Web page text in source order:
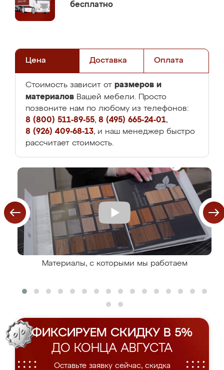
бесплатно
Цена Доставка Оплата
Стоимость зависит от размеров и
материалов Вашей мебели. Просто
позвоните нам по любому из телефонов:
8 (800) 511-89-55, 8 (495) 665-24-01,
8 (926) 409-68-13, и наш менеджер быстро
рассчитает стоимость.
Материалы, с которыми мы работаем
ФИКСИРУЕМ СКИДКУ В 5%
ДО КОНЦА АВГУСТА
Оставьте заявку сейчас, скидка